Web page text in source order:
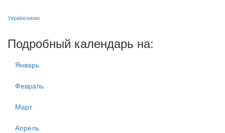
Українською
Подробный календарь на:
Январь
Февраль
Март
Апрель